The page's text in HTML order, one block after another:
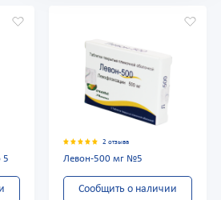
5
2 отзыва
Левон-500 мг №5
Сообщить о наличии